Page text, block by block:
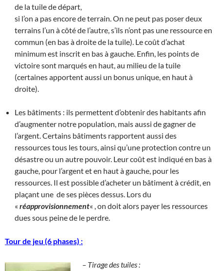
de la tuile de départ,
si l’on a pas encore de terrain. On ne peut pas poser deux
terrains l’un à côté de l’autre, s’ils n’ont pas une ressource en
commun (en bas à droite de la tuile). Le coût d’achat
minimum est inscrit en bas à gauche. Enfin, les points de
victoire sont marqués en haut, au milieu de la tuile
(certaines apportent aussi un bonus unique, en haut à
droite).
Les bâtiments : ils permettent d’obtenir des habitants afin
d’augmenter notre population, mais aussi de gagner de
l’argent. Certains bâtiments rapportent aussi des
ressources tous les tours, ainsi qu’une protection contre un
désastre ou un autre pouvoir. Leur coût est indiqué en bas à
gauche, pour l’argent et en haut à gauche, pour les
ressources. Il est possible d’acheter un bâtiment à crédit, en
plaçant une de ses pièces dessus. Lors du
« réapprovisionnement« , on doit alors payer les ressources
dues sous peine de le perdre.
Tour de jeu (6 phases) :
– Tirage des tuiles :